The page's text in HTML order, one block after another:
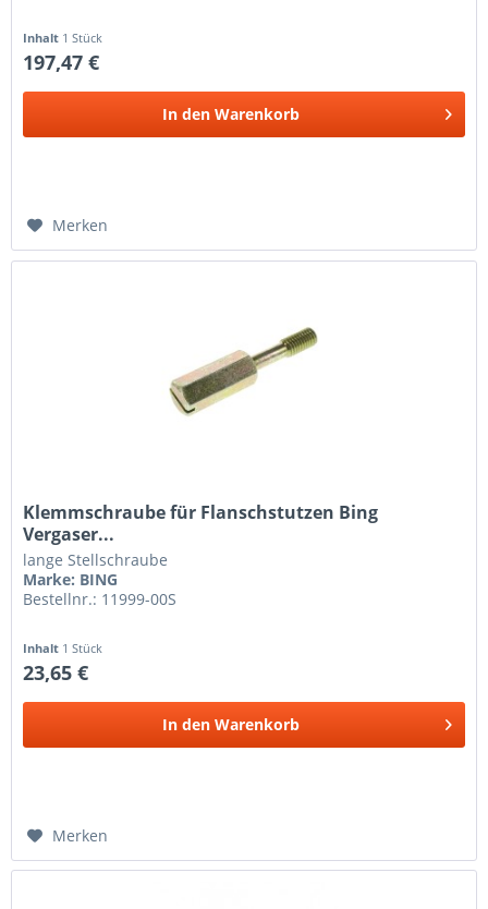
Inhalt 1 Stück
197,47 €
In den Warenkorb
Merken
Klemmschraube für Flanschstutzen Bing
Vergaser...
lange Stellschraube
Marke: BING
Bestellnr.: 11999-00S
Inhalt 1 Stück
23,65 €
In den Warenkorb
Merken